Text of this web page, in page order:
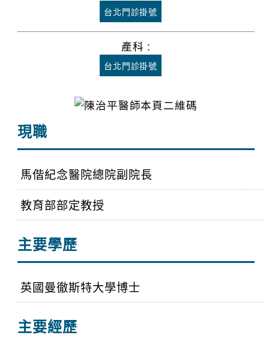
台北門診掛號
產科 :
台北門診掛號
現職
馬偕紀念醫院總院副院長
教育部部定教授
主要學歷
英國曼徹斯特大學博士
主要經歷